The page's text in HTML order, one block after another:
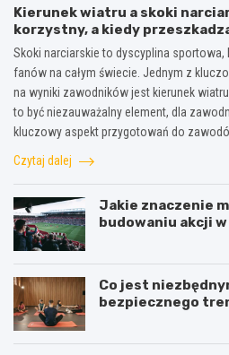
Kierunek wiatru a skoki
korzystny, a kiedy
Skoki narciarskie to dyscyplina
fanów na całym świecie. Jednym z
na wyniki zawodników jest kierunek
to być niezauważalny element, dla
kluczowy aspekt przygotowań do
Czytaj dalej
Jakie znaczenie
budowaniu akcji
Co jest
bezpiecznego